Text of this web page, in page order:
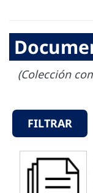
(Colección
FILTRAR